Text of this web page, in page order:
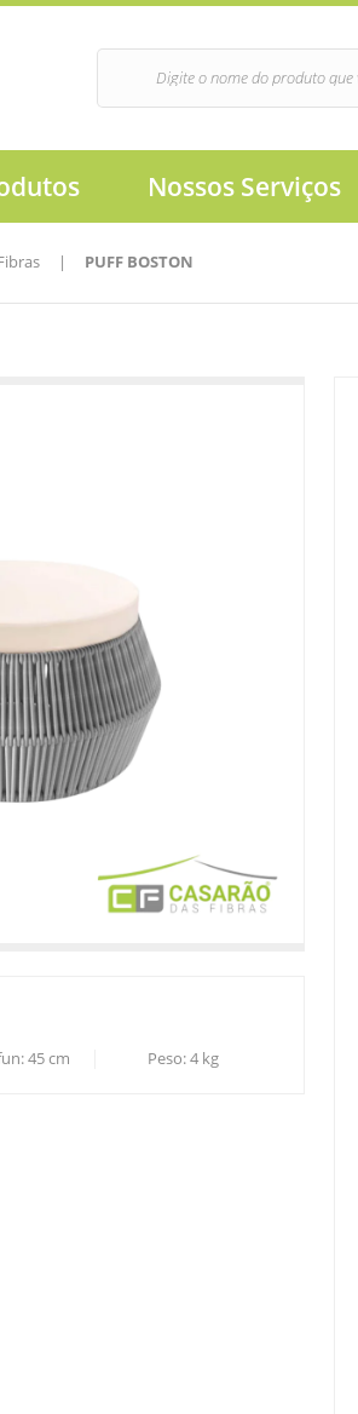
Nossos Serviços
| PUFF BOSTON
45cm Peso:4 kg